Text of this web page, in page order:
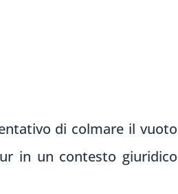
di colmare il vuoto
in un contesto giuridico